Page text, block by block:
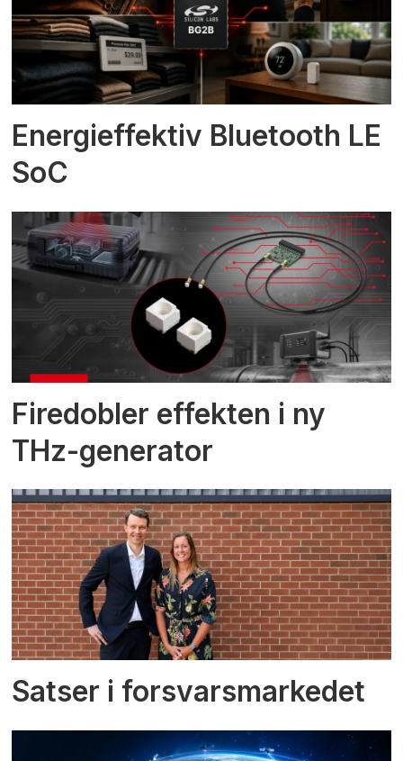
Energieffektiv Bluetooth LE
SoC
Firedobler effekten i ny
THz-generator
Satser i forsvarsmarkedet